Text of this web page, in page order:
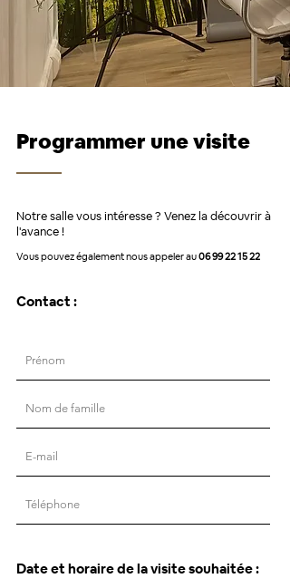
Programmer une visite
Notre salle vous intéresse ? Venez la découvrir à
l'avance !
Vous pouvez également nous appeler au06 99 22 15 22
Contact :
Date et horaire de la visite souhaitée :